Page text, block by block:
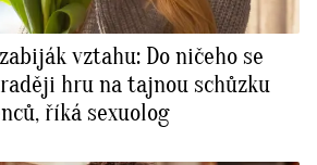
vztahu: Do ničeho se
hru na tajnou schůzku
říká sexuolog